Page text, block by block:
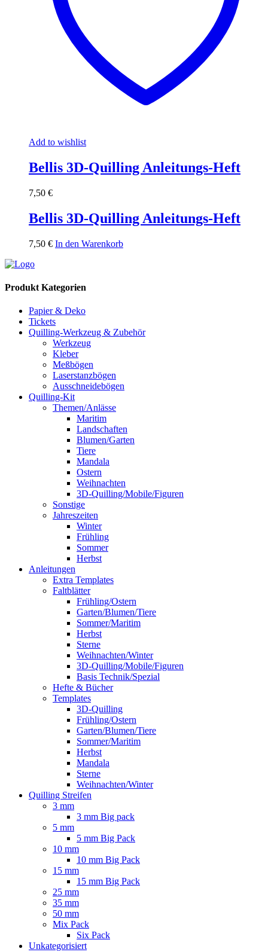
Add to wishlist
Bellis 3D-Quilling Anleitungs-Heft
7,50 €
Bellis 3D-Quilling Anleitungs-Heft
7,50 € In den Warenkorb
Produkt Kategorien
Papier & Deko
Tickets
Quilling-Werkzeug & Zubehör
Werkzeug
Kleber
Meßbögen
Laserstanzbögen
Ausschneidebögen
Quilling-Kit
Themen/Anlässe
Maritim
Landschaften
Blumen/Garten
Tiere
Mandala
Ostern
Weihnachten
3D-Quilling/Mobile/Figuren
Sonstige
Jahreszeiten
Winter
Frühling
Sommer
Herbst
Anleitungen
Extra Templates
Faltblätter
Frühling/Ostern
Garten/Blumen/Tiere
Sommer/Maritim
Herbst
Sterne
Weihnachten/Winter
3D-Quilling/Mobile/Figuren
Basis Technik/Spezial
Hefte & Bücher
Templates
3D-Quilling
Frühling/Ostern
Garten/Blumen/Tiere
Sommer/Maritim
Herbst
Mandala
Sterne
Weihnachten/Winter
Quilling Streifen
3 mm
3 mm Big pack
5 mm
5 mm Big Pack
10 mm
10 mm Big Pack
15 mm
15 mm Big Pack
25 mm
35 mm
50 mm
Mix Pack
Six Pack
Unkategorisiert